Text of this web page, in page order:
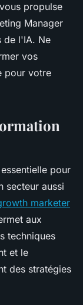
propulse
Manager
de l'IA. Ne
vos
pour votre
pour
secteur aussi
marketer
aux
techniques
et le
des stratégies